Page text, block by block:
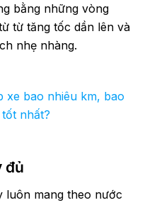
bằng những vòng
từ tăng tốc dần lên và
nhẹ nhàng.
xe bao nhiêu km, bao
nhất?
đủ
luôn mang theo nước